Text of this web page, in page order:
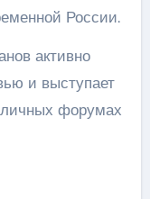
России.
активно
и выступает
форумах